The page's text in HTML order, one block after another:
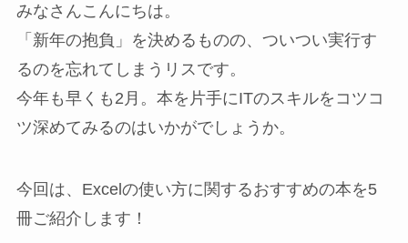
みなさんこんにちは。
「新年の抱負」を決めるものの、ついつい実行す
るのを忘れてしまうリスです。
今年も早くも2月。本を片手にITのスキルをコツコ
ツ深めてみるのはいかがでしょうか。
今回は、Excelの使い方に関するおすすめの本を5
冊ご紹介します！